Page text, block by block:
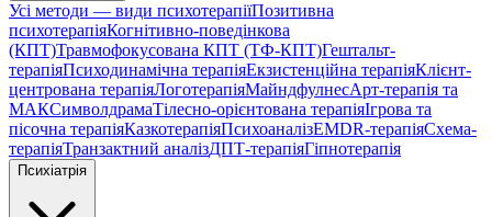
Усі методи — види психотерапіїПозитивна
психотерапіяКогнітивно-поведінкова
(КПТ)Травмофокусована КПТ (ТФ-КПТ)Гештальт-
терапіяПсиходинамічна терапіяЕкзистенційна терапіяКлієнт-
центрована терапіяЛоготерапіяМайндфулнесАрт-терапія та
МАКСимволдрамаТілесно-орієнтована терапіяІгрова та
пісочна терапіяКазкотерапіяПсихоаналізEMDR-терапіяСхема-
терапіяТранзактний аналізДПТ-терапіяГіпнотерапія
Психіатрія